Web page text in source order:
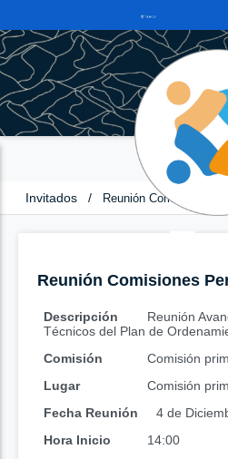
Invitados / Reunión Comisiones
Reunión Comisiones
Descripción
Reunión
Técnicos del Plan de
Comisión
Comisión
Lugar
Comisión
Fecha Reunión
4 de
Hora Inicio
14:00